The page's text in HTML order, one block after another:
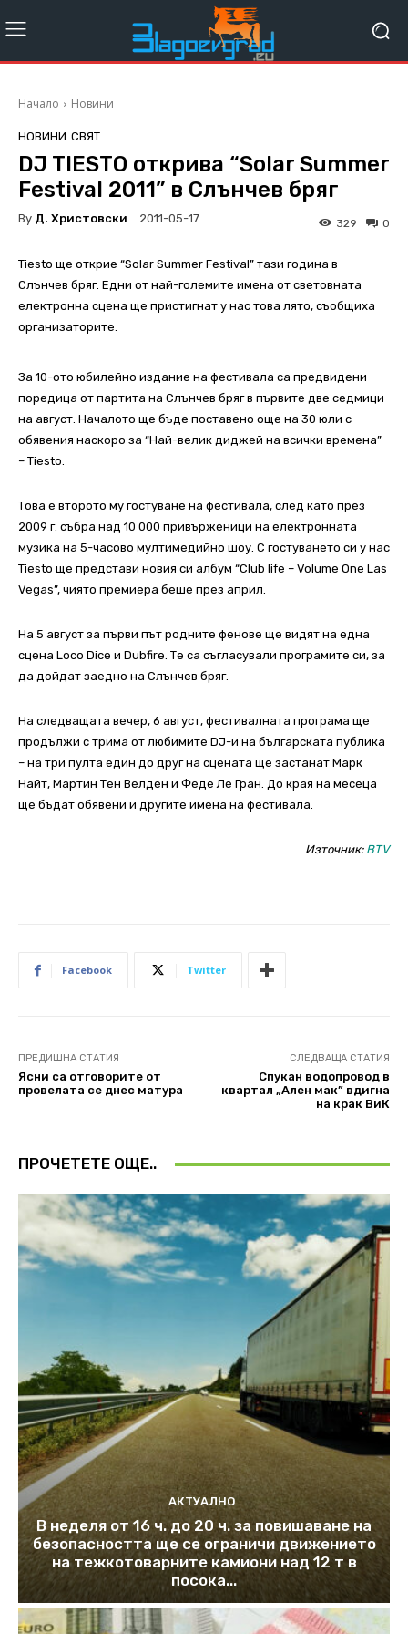
Начало Новини
НОВИНИ СВЯТ
DJ TIESTO открива “Solar Summer
Festival 2011” в Слънчев бряг
By Д. Христовски 2011-05-17 0
329
Тiesto ще открие “Solar Summer Festival” тази година в
Слънчев бряг. Едни от най-големите имена от световната
електронна сцена ще пристигнат у нас това лято, съобщиха
организаторите.
За 10-ото юбилейно издание на фестивала са предвидени
поредица от партита на Слънчев бряг в първите две седмици
на август. Началото ще бъде поставено още на 30 юли с
обявения наскоро за “Най-велик диджей на всички времена”
– Tiesto.
Това е второто му гостуване на фестивала, след като през
2009 г. събра над 10 000 привърженици на електронната
музика на 5-часово мултимедийно шоу. С гостуването си у нас
Tiesto ще представи новия си албум “Club life – Volume One Las
Vegas”, чиято премиера беше през април.
На 5 август за първи път родните фенове ще видят на една
сцена Loco Dice и Dubfire. Те са съгласували програмите си, за
да дойдат заедно на Слънчев бряг.
На следващата вечер, 6 август, фестивалната програма ще
продължи с трима от любимите DJ-и на българската публика
– на три пулта един до друг на сцената ще застанат Марк
Найт, Мартин Тен Велден и Феде Ле Гран. До края на месеца
ще бъдат обявени и другите имена на фестивала.
Източник: BTV
Facebook Twitter
ПРЕДИШНА СТАТИЯ
Ясни са отговорите от
провелата се днес матура
СЛЕДВАЩА СТАТИЯ
Спукан водопровод в
квартал „Ален мак” вдигна
на крак ВиК
ПРОЧЕТЕТЕ ОЩЕ..
АКТУАЛНО
В неделя от 16 ч. до 20 ч. за повишаване на
безопасността ще се ограничи движението
на тежкотоварните камиони над 12 т в
посока...